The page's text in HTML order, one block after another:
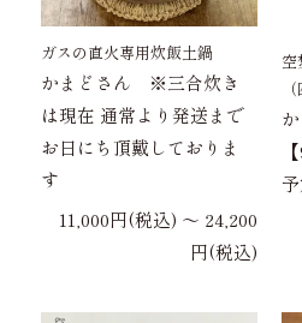
ガスの直火専用炊飯土鍋
かまどさん ※三合炊き
は現在 通常より発送まで
お日にち頂戴しておりま
す
11,000円(税込) 〜 24,200
円(税込)
空